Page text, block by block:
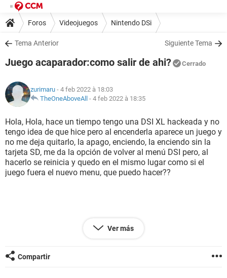
Foros Videojuegos Nintendo DSi
Tema Anterior Siguiente Tema
Juego acaparador:como salir de ahi? Cerrado
zurimaru - 4 feb 2022 à 18:03
TheOneAboveAll - 4 feb 2022 à 18:35
Hola, Hola, hace un tiempo tengo una DSI XL hackeada y no
tengo idea de que hice pero al encenderla aparece un juego y
no me deja quitarlo, la apago, enciendo, la enciendo sin la
tarjeta SD, me da la opción de volver al menú DSI pero, al
hacerlo se reinicia y quedo en el mismo lugar como si el
juego fuera el nuevo menu, que puedo hacer??
Ver más
Compartir